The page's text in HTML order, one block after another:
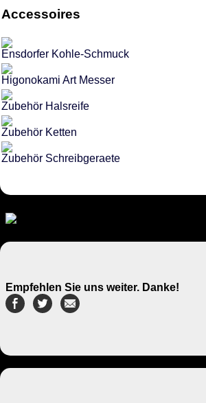
Accessoires
Ensdorfer Kohle-Schmuck
Higonokami Art Messer
Zubehör Halsreife
Zubehör Ketten
Zubehör Schreibgeraete
Empfehlen Sie uns weiter. Danke!